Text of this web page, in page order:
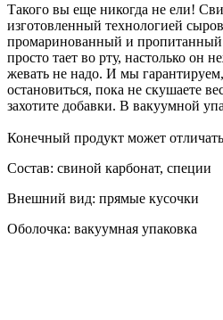
Такого вы еще никогда не ели!
изготовленный технологией
промаринованный и
просто тает во рту, настолько он
жевать не надо. И мы
остановиться, пока не скушаете
захотите добавки. В вакуумной
Конечный продукт может
Состав: свиной карбонат, специи
Внешний вид: прямые кусочки
Оболочка: вакуумная упаковка